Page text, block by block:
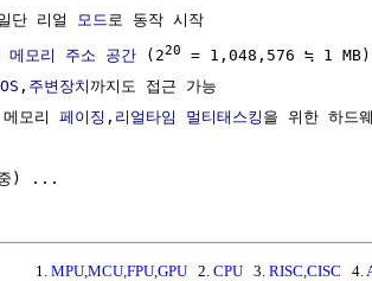
단 리얼 모드 로 동작 시작
메모리 주소 공간 (220
= 1,048,576 ≒ 1 MB)
, 주변장치까지도 접근 가능
모리
페이징 , 리얼타임 멀티태스킹 을 위한 하드
1. MPU,MCU,FPU,GPU 2. CPU 3. RISC,CISC 4.